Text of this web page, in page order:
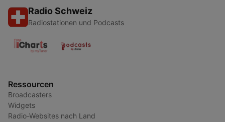
Radio Schweiz
Radiostationen und Podcasts
Ressourcen
Broadcasters
Widgets
Radio-Websites nach Land